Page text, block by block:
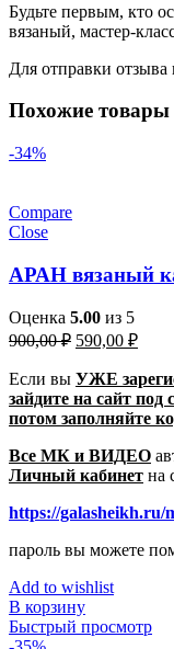
Будьте первым, кто
вязаный, мастер-
Для отправки
Похожие товары
-34%
Compare
Close
АРАН вязаный
Оценка 5.00 из 5
900,00₽
составляла
900,00 ₽.
590,00 ₽
Если вы УЖЕ
зайдите на сайт под
потом заполняйте
Все МК и ВИДЕО
Личный кабинет на
https://galasheikh.ru/
пароль вы можете
Add to wishlist
В корзину
Быстрый просмотр